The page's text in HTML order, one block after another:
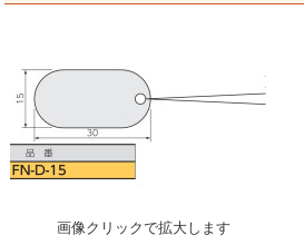
画像クリックで拡大します